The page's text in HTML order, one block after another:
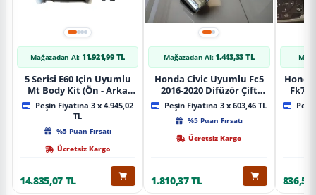
Mağazadan Al: 11.921,99 TL
5 Serisi E60 Için Uyumlu
Mt Body Kit (Ön - Arka
Tampon -Marspiyel )
Peşin Fiyatına 3 x 4.945,02
TL
%5 Puan Fırsatı
Ücretsiz Kargo
14.835,07 TL
Mağazadan Al: 1.443,33 TL
Honda Civic Uyumlu Fc5
2016-2020 Difüzör Çift
Çıkış İçin Egzoz Seti
Peşin Fiyatına 3 x 603,46 TL
%5 Puan Fırsatı
Ücretsiz Kargo
1.810,37 TL
Fk7
836,51